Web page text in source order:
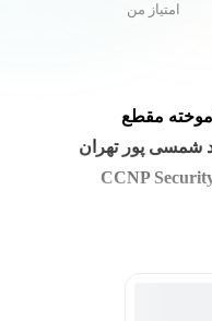
امتیاز من
مقطع
شمسی پور تهران
CCNP
ارشد شبکه و
کویر، کارشناس